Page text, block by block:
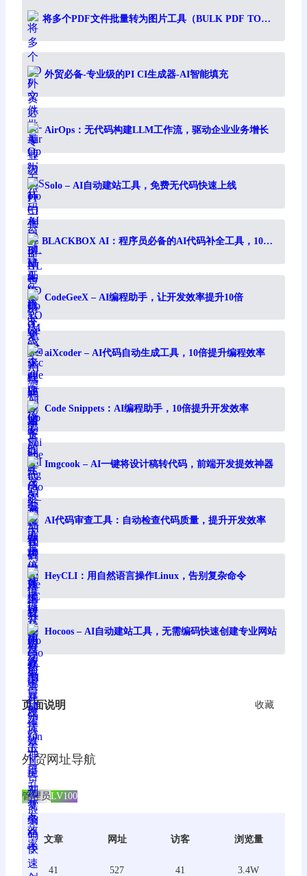
将多个PDF文件批量转为图片工具（BULK PDF TO
外贸必备-专业级的PI CI生成器-AI智能填充
AirOps：无代码构建LLM工作流，驱动企业业务增长
Solo – AI自动建站工具，免费无代码快速上线
BLACKBOX AI：程序员必备的AI代码补全工具，10倍
提升编程效率
CodeGeeX – AI编程助手，让开发效率提升10倍
aiXcoder – AI代码自动生成工具，10倍提升编程效率
Code Snippets：AI编程助手，10倍提升开发效率
Imgcook – AI一键将设计稿转代码，前端开发提效神器
AI代码审查工具：自动检查代码质量，提升开发效率
HeyCLI：用自然语言操作Linux，告别复杂命令
Hocoos – AI自动建站工具，无需编码快速创建专业网站
页面说明 收藏
外贸网址导航
管理员LV100
文章
41
网址
527
访客
41
浏览量
3.4W